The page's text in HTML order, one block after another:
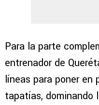
Para la parte
entrenador de
líneas para poner en
tapatías, dominando